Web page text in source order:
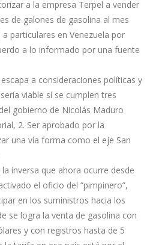
a la empresa Terpel a vender
de galones de gasolina al mes
particulares en Venezuela por
a lo informado por una fuente
a consideraciones políticas y
viable sí se cumplen tres
gobierno de Nicolás Maduro
2. Ser aprobado por la
una vía forma como el eje San
inversa que ahora ocurre desde
el oficio del “pimpinero”,
en los suministros hacia los
se logra la venta de gasolina con
y con registros hasta de 5